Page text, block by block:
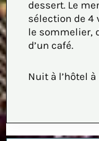
dessert. Le
sélection de 4
le sommelier,
d’un café.
Nuit à l’hôtel